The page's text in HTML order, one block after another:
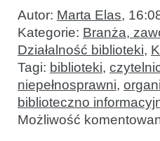
Autor: Marta Elas,
Kategorie: Branża,
Działalność biblioteki,
Tagi: biblioteki,
niepełnosprawni,
biblioteczno
Możliwość